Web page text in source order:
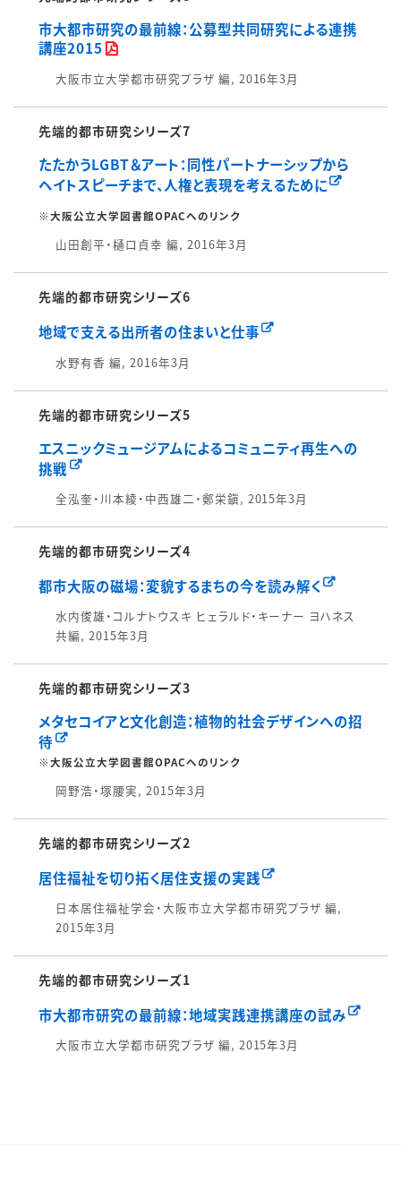
市大都市研究の最前線：公募型共同研究による連携
講座2015
大阪市立大学都市研究プラザ 編, 2016年3月
先端的都市研究シリーズ7
たたかうLGBT＆アート：同性パートナーシップから
ヘイトスピーチまで、人権と表現を考えるために
※大阪公立大学図書館OPACへのリンク
山田創平・樋口貞幸 編, 2016年3月
先端的都市研究シリーズ6
地域で支える出所者の住まいと仕事
水野有香 編, 2016年3月
先端的都市研究シリーズ5
エスニックミュージアムによるコミュニティ再生への
挑戦
全泓奎・川本綾・中西雄二・鄭栄鎭, 2015年3月
先端的都市研究シリーズ4
都市大阪の磁場：変貌するまちの今を読み解く
水内俊雄・コルナトウスキ ヒェラルド・キーナー ヨハネス
共編, 2015年3月
先端的都市研究シリーズ3
メタセコイアと文化創造：植物的社会デザインへの招
待
※大阪公立大学図書館OPACへのリンク
岡野浩・塚腰実, 2015年3月
先端的都市研究シリーズ2
居住福祉を切り拓く居住支援の実践
日本居住福祉学会・大阪市立大学都市研究プラザ 編,
2015年3月
先端的都市研究シリーズ1
市大都市研究の最前線：地域実践連携講座の試み
大阪市立大学都市研究プラザ 編, 2015年3月